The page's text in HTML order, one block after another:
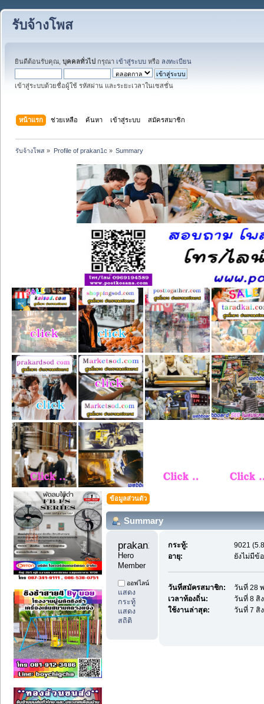
รับจ้างโพส
ยินดีต้อนรับคุณ, บุคคลทั่วไป กรุณา เข้าสู่ระบบ หรือ ลงทะเบียน
เข้าสู่ระบบด้วยชื่อผู้ใช้ รหัสผ่าน และระยะเวลาในเซสชั่น
หน้าแรก ช่วยเหลือ ค้นหา เข้าสู่ระบบ สมัครสมาชิก
รับจ้างโพส » Profile of prakan1c » Summary
ข้อมูลส่วนตัว
Summary
Hero
Member
ออฟไลน์
แสดง
กระทู้
แสดง
สถิติ
กระทู้:
9021
อายุ:
ยังไม่มีข้
วันที่สมัครสมาชิก:
วันที่ 28
เวลาท้องถิ่น:
วันที่ 8 สิ
ใช้งานล่าสุด:
วันที่ 7 สิ